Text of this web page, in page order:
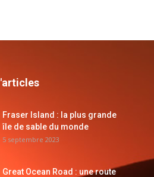
Fraser Island : la plus grande
île de sable du monde
5 septembre 2023
Great Ocean Road : une route